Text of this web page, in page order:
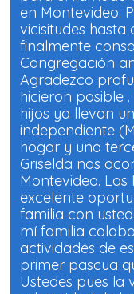
en Montevideo.
vicisitudes
finalmente
Congregación
Agradezco
hicieron posible
hijos ya llevan
independiente
hogar y una
Griselda nos
Montevideo. Las
excelente
familia con
mí familia
actividades de
primer pascua
Ustedes pues la